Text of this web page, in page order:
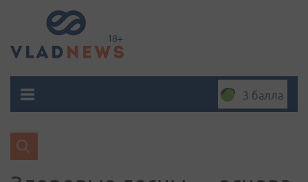
3 балла